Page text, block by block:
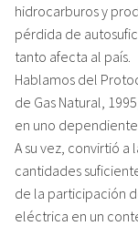
hidrocarburos y
pérdida de
tanto afecta al país.
Hablamos del
de Gas Natural,
en uno
A su vez, convirtió
cantidades
de la participación
eléctrica en un